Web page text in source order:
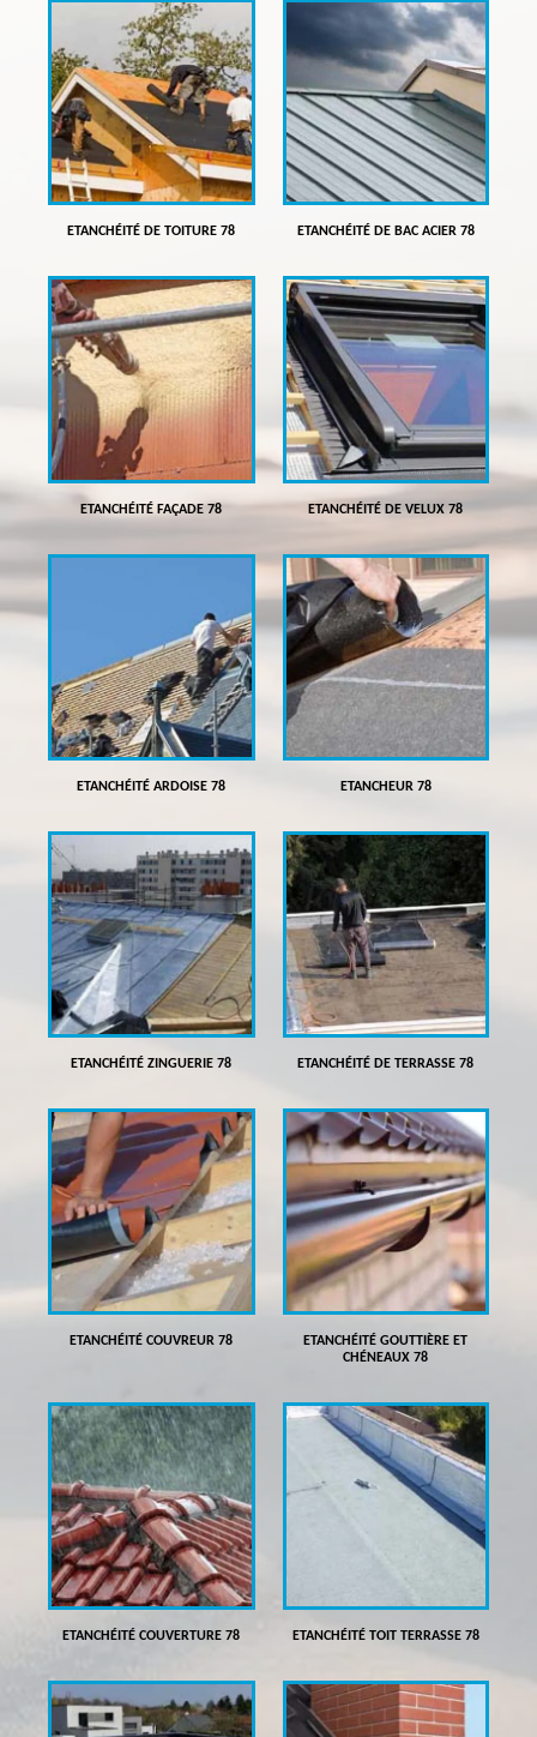
ETANCHÉITÉ DE TOITURE 78 ETANCHÉITÉ DE BAC ACIER 78
ETANCHÉITÉ FAÇADE 78 ETANCHÉITÉ DE VELUX 78
ETANCHÉITÉ ARDOISE 78 ETANCHEUR 78
ETANCHÉITÉ ZINGUERIE 78 ETANCHÉITÉ DE TERRASSE 78
ETANCHÉITÉ COUVREUR 78
ETANCHÉITÉ GOUTTIÈRE ET
CHÉNEAUX 78
ETANCHÉITÉ COUVERTURE 78 ETANCHÉITÉ TOIT TERRASSE 78